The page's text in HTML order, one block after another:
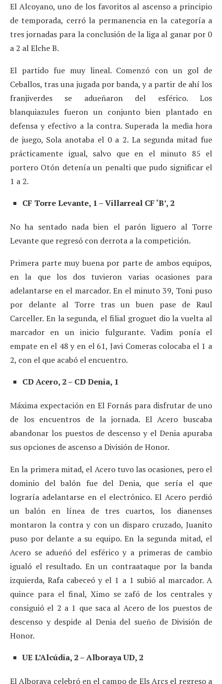
El Alcoyano, uno de los favoritos al ascenso a principio
de temporada, cerró la permanencia en la categoría a
tres jornadas para la conclusión de la liga al ganar por 0
a 2 al Elche B.
El partido fue muy lineal. Comenzó con un gol de
Ceballos, tras una jugada por banda, y a partir de ahí los
franjiverdes se adueñaron del esférico. Los
blanquiazules fueron un conjunto bien plantado en
defensa y efectivo a la contra. Superada la media hora
de juego, Sola anotaba el 0 a 2. La segunda mitad fue
prácticamente igual, salvo que en el minuto 85 el
portero Otón detenía un penalti que pudo significar el
1 a 2.
CF Torre Levante, 1 – Villarreal CF ‘B’, 2
No ha sentado nada bien el parón liguero al Torre
Levante que regresó con derrota a la competición.
Primera parte muy buena por parte de ambos equipos,
en la que los dos tuvieron varias ocasiones para
adelantarse en el marcador. En el minuto 39, Toni puso
por delante al Torre tras un buen pase de Raul
Carceller. En la segunda, el filial groguet dio la vuelta al
marcador en un inicio fulgurante. Vadim ponía el
empate en el 48 y en el 61, Javi Comeras colocaba el 1 a
2, con el que acabó el encuentro.
CD Acero, 2 – CD Denia, 1
Máxima expectación en El Fornás para disfrutar de uno
de los encuentros de la jornada. El Acero buscaba
abandonar los puestos de descenso y el Denia apuraba
sus opciones de ascenso a División de Honor.
En la primera mitad, el Acero tuvo las ocasiones, pero el
dominio del balón fue del Denia, que sería el que
lograría adelantarse en el electrónico. El Acero perdió
un balón en línea de tres cuartos, los dianenses
montaron la contra y con un disparo cruzado, Juanito
puso por delante a su equipo. En la segunda mitad, el
Acero se adueñó del esférico y a primeras de cambio
igualó el resultado. En un contraataque por la banda
izquierda, Rafa cabeceó y el 1 a 1 subió al marcador. A
quince para el final, Ximo se zafó de los centrales y
consiguió el 2 a 1 que saca al Acero de los puestos de
descenso y despide al Denia del sueño de División de
Honor.
UE L’Alcúdia, 2 – Alboraya UD, 2
El Alboraya celebró en el campo de Els Arcs el regreso a